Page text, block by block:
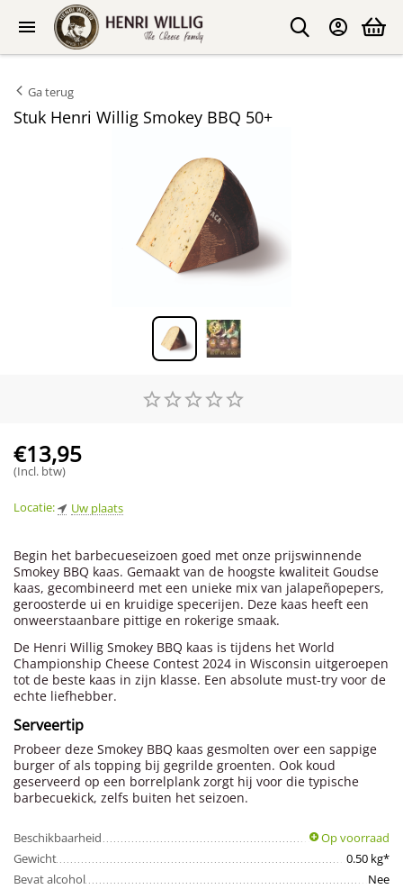
Ga terug
Stuk Henri Willig Smokey BBQ 50+
€13,95
(Incl. btw)
Locatie: Uw plaats
Begin het barbecueseizoen goed met onze prijswinnende
Smokey BBQ kaas. Gemaakt van de hoogste kwaliteit Goudse
kaas, gecombineerd met een unieke mix van jalapeñopepers,
geroosterde ui en kruidige specerijen. Deze kaas heeft een
onweerstaanbare pittige en rokerige smaak.
De Henri Willig Smokey BBQ kaas is tijdens het World
Championship Cheese Contest 2024 in Wisconsin uitgeroepen
tot de beste kaas in zijn klasse. Een absolute must-try voor de
echte liefhebber.
Serveertip
Probeer deze Smokey BBQ kaas gesmolten over een sappige
burger of als topping bij gegrilde groenten. Ook koud
geserveerd op een borrelplank zorgt hij voor die typische
barbecuekick, zelfs buiten het seizoen.
Beschikbaarheid
Op voorraad
Gewicht
0.50 kg*
Bevat alcohol
Nee